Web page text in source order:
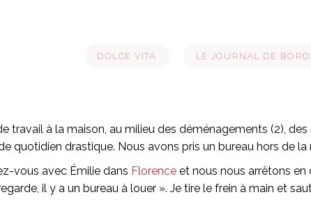
DOLCE VITA LE JOURNAL DE
travail à la maison, au milieu des déménagements (2),
quotidien drastique. Nous avons pris un bureau hors de la
vous avec Émilie dans Florenceet nous nous arrêtons en
il y a un bureau à louer ». Je tire le frein à main et